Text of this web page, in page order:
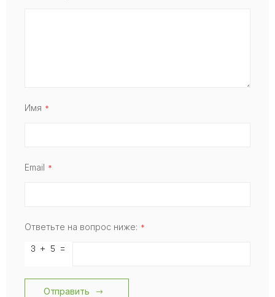
Имя
Email
Ответьте на вопрос ниже:
Отправить